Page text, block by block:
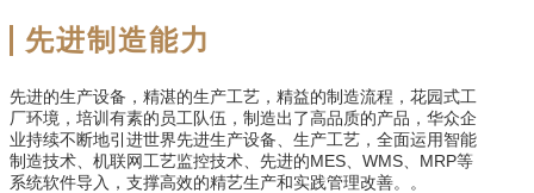
先进制造能力
先进的生产设备，精湛的生产工艺，精益的制造流程，花园式工
厂环境，培训有素的员工队伍，制造出了高品质的产品，华众企
业持续不断地引进世界先进生产设备、生产工艺，全面运用智能
制造技术、机联网工艺监控技术、先进的MES、WMS、MRP等
系统软件导入，支撑高效的精艺生产和实践管理改善。。